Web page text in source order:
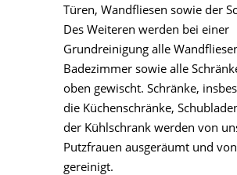
Türen, Wandfliesen sowie der
Des Weiteren werden bei einer
Grundreinigung alle
Badezimmer sowie alle
oben gewischt. Schränke,
die Küchenschränke,
der Kühlschrank werden von
Putzfrauen ausgeräumt und
gereinigt.